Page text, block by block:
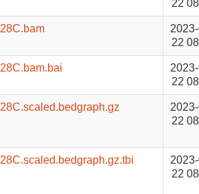
22
22
22
22
22